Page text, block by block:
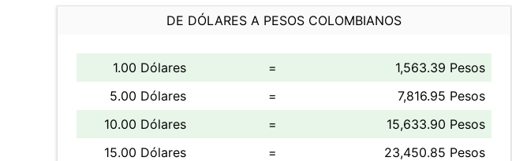
DE DÓLARES A PESOS COLOMBIANOS
1.00 Dólares =
1,563.39 Pesos
5.00 Dólares
=
7,816.95 Pesos
10.00 Dólares
=
15,633.90 Pesos
15.00 Dólares
=
23,450.85 Pesos